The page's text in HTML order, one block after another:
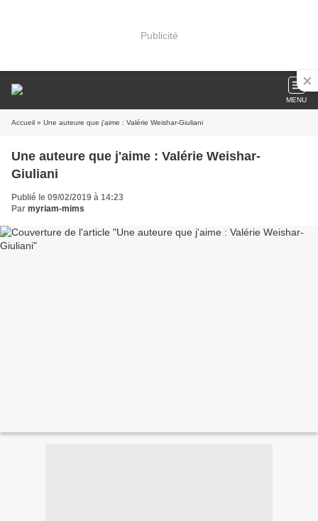
Publicité
MENU
Accueil » Une auteure que j'aime : Valérie Weishar-Giuliani
Une auteure que j'aime : Valérie Weishar-
Giuliani
Publié le 09/02/2019 à 14:23
Par myriam-mims